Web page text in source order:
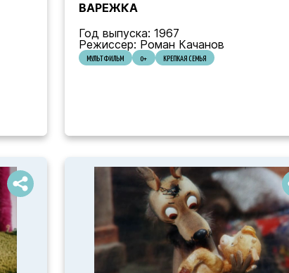
ВАРЕЖКА
Год выпуска: 1967
Режиссер: Роман Качанов
МУЛЬТФИЛЬМ 0+ КРЕПКАЯ СЕМЬЯ